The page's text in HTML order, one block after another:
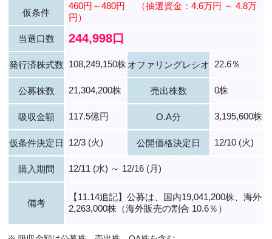
仮条件
460円～480円
（抽選資金：4.6万円 ～ 4.8万
円）
当選口数 244,998口
発行済株式数 108,249,150株オファリングレシオ 22.6％
公募株数 21,304,200株 売出株数 0株
吸収金額 117.5億円 O.A分 3,195,600株
仮条件決定日 12/3 (火) 公開価格決定日 12/10 (火)
購入期間 12/11 (水) ～ 12/16 (月)
備考
【11.14追記】公募は、国内19,041,200株、海外
2,263,000株（海外販売の割合 10.6％）